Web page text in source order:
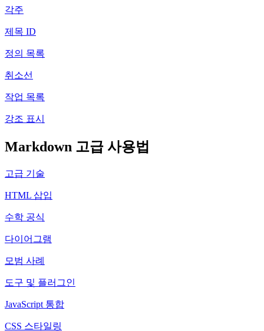
각주
제목 ID
정의 목록
취소선
작업 목록
강조 표시
Markdown 고급 사용법
고급 기술
HTML 삽입
수학 공식
다이어그램
모범 사례
도구 및 플러그인
JavaScript 통합
CSS 스타일링